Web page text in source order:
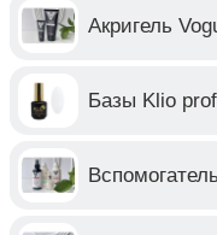
Акригель
Базы Klio